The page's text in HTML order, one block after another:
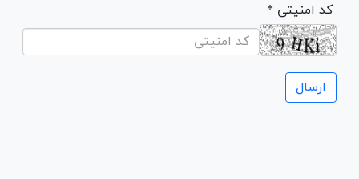
* کد امنیتی